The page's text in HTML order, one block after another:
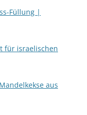
Füllung |
für israelischen
aus